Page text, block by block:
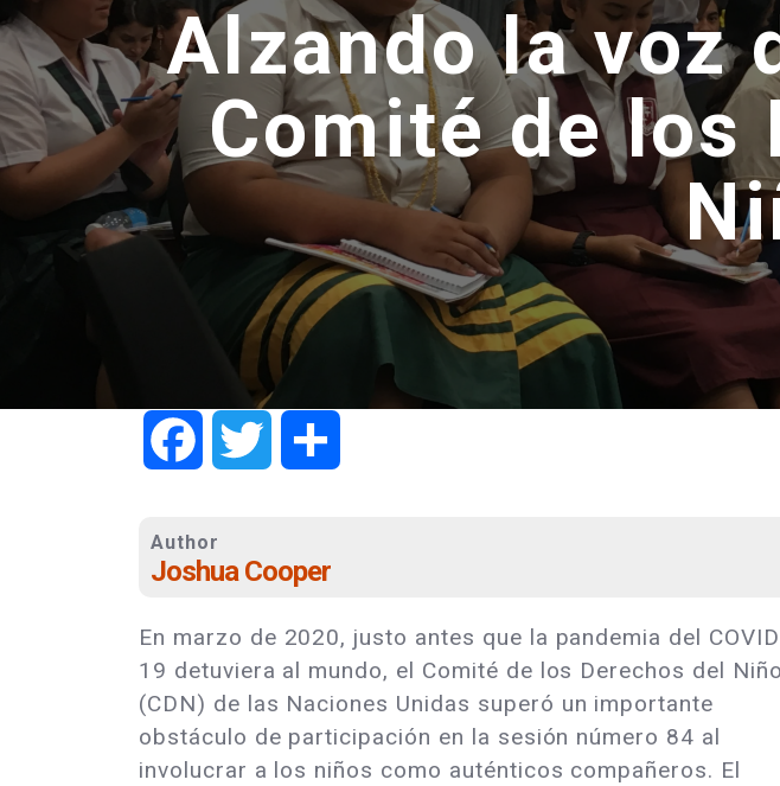
Alzando la voz
Comité de los
FacebookTwitter
Author
Joshua Cooper
En marzo de 2020, justo antes que la pandemia del
19 detuviera al mundo, el Comité de los Derechos del
(CDN) de las Naciones Unidas superó un importante
obstáculo de participación en la sesión número 84 al
involucrar a los niños como auténticos compañeros. El